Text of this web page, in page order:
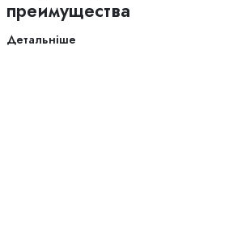
преимущества
Детальніше